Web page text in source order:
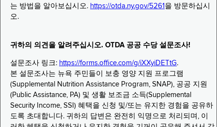
는 방법을 알아보십시오. https://otda.ny.gov/5261 을 방문하십시
오.
귀하의 의견을 알려주십시오. OTDA 공공 수당 설문조사!
설문조사 링크: https://forms.office.com/g/iXXyiDETtG.
본 설문조사는 뉴욕 주민들이 보충 영양 지원 프로그램
(Supplemental Nutrition Assistance Program, SNAP), 공공 지원
(Public Assistance, PA) 및 생활 보조금 소득(Supplemental
Security Income, SSI) 혜택을 신청 및/또는 유지한 경험을 공유하
도록 초대합니다. 귀하의 답변은 완전히 익명으로 처리되며, 이